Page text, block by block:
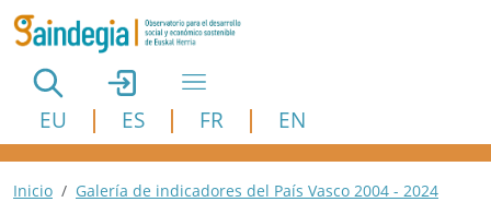
Pasar al contenido principal
EU ES FR EN
Ruta de navegación
Inicio Galería de indicadores del País Vasco 2004 - 2024